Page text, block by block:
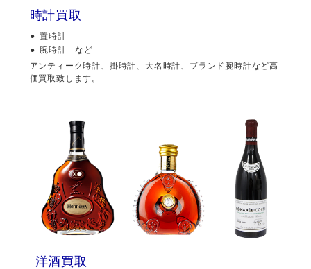
時計買取
置時計
腕時計 など
アンティーク時計、掛時計、大名時計、ブランド腕時計など高
価買取致します。
洋酒買取